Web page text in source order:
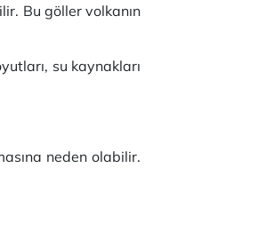
Bu göller volkanın
su kaynakları
neden olabilir.